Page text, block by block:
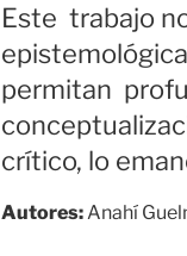
Este trabajo
permitan
crítico, lo
Autores: Anahí